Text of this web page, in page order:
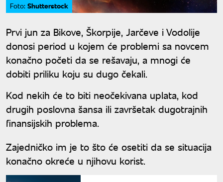
Foto: Shutterstock
Prvi jun za Bikove, Škorpije, Jarčeve i Vodolije
donosi period u kojem će problemi sa novcem
konačno početi da se rešavaju, a mnogi će
dobiti priliku koju su dugo čekali.
Kod nekih će to biti neočekivana uplata, kod
drugih poslovna šansa ili završetak dugotrajnih
finansijskih problema.
Zajedničko im je to što će osetiti da se situacija
konačno okreće u njihovu korist.